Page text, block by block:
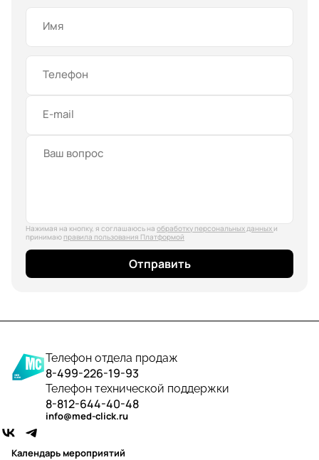
Имя
Телефон
E-mail
Нажимая на кнопку, я соглашаюсь на обработку персональных данных и
принимаю правила пользования Платформой
Отправить
Телефон отдела продаж
8-499-226-19-93
Телефон технической поддержки
8-812-644-40-48
info@med-click.ru
Календарь мероприятий